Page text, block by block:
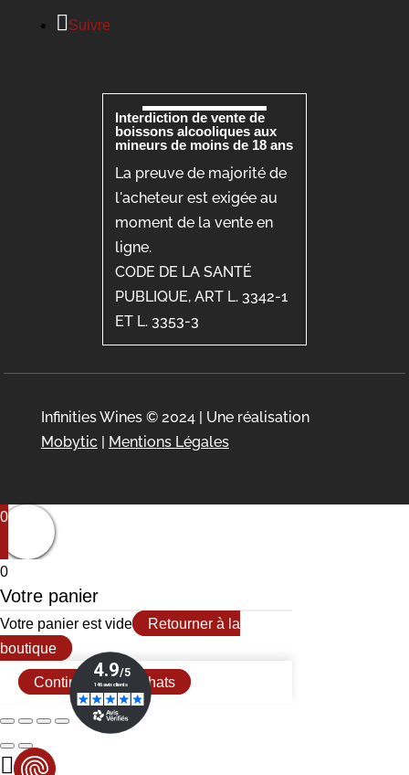
Suivre
Interdiction de vente de
boissons alcooliques aux
mineurs de moins de 18 ans
La preuve de majorité de
l'acheteur est exigée au
moment de la vente en
ligne.
CODE DE LA SANTÉ
PUBLIQUE, ART L. 3342-1
ET L. 3353-3
Infinities Wines © 2024 | Une réalisation
Mobytic | Mentions Légales
0
0
Votre panier
Votre panier est vide
Retourner à la
boutique
Continuer mes achats